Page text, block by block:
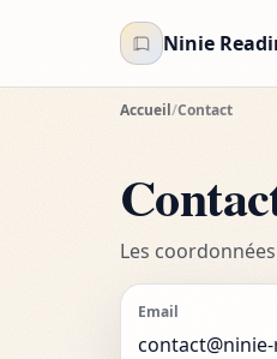
Ninie
Accueil/Contact
Les
Email